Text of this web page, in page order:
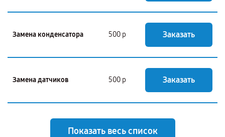
Замена конденсатора 500 р Заказать
Замена датчиков 500 р Заказать
Показать весь список